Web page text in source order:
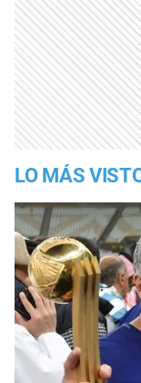
LO MÁS